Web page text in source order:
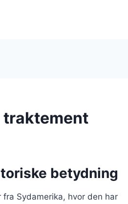
traktement
betydning
Sydamerika, hvor den har